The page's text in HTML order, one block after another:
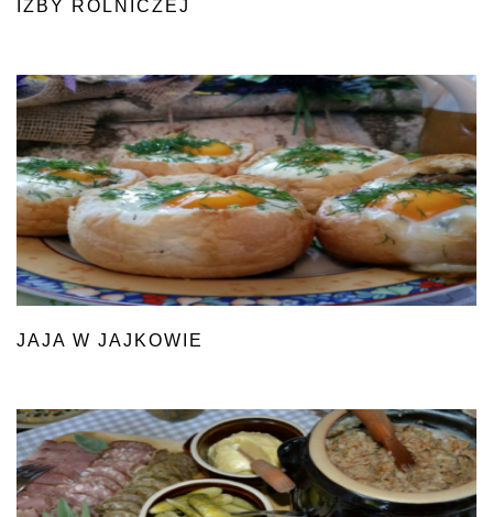
IZBY ROLNICZEJ
JAJA W JAJKOWIE